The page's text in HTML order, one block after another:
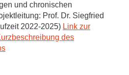
und chronischen
Prof. Dr. Siegfried
2022-2025) Link zur
des